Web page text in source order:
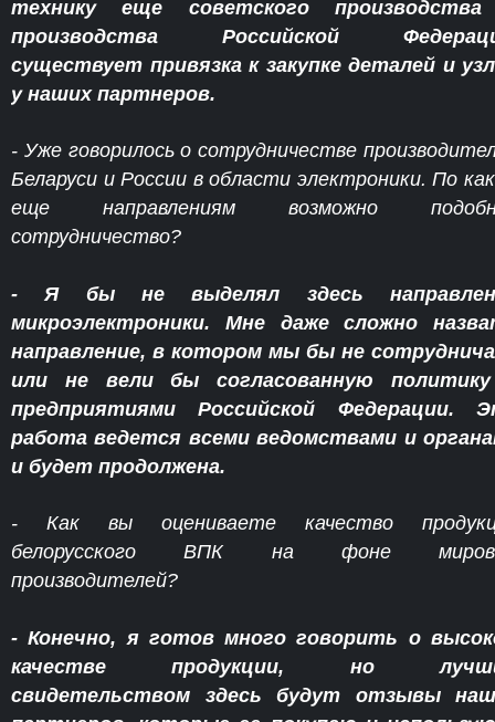
технику еще советского
производства Российской
существует привязка к закупке деталей и
у наших партнеров.
- Уже говорилось о сотрудничестве
Беларуси и России в области электроники. По
еще направлениям возможно
сотрудничество?
- Я бы не выделял здесь
микроэлектроники. Мне даже сложно
направление, в котором мы бы не
или не вели бы согласованную
предприятиями Российской Федерации.
работа ведется всеми ведомствами и
и будет продолжена.
- Как вы оцениваете качество
белорусского ВПК на фоне
производителей?
- Конечно, я готов много говорить о
качестве продукции, но
свидетельством здесь будут отзывы